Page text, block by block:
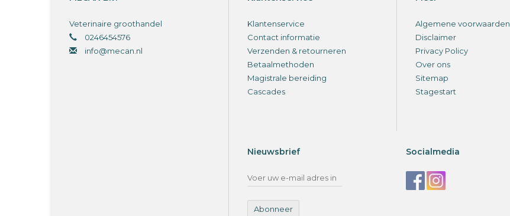
Veterinaire groothandel
0246454576
info@mecan.nl
Klantenservice
Contact informatie
Verzenden & retourneren
Betaalmethoden
Magistrale bereiding
Cascades
Algemene voorwaarden
Disclaimer
Privacy Policy
Over ons
Sitemap
Stagestart
Nieuwsbrief
Abonneer
Socialmedia